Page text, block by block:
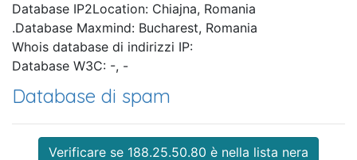
Database IP2Location: Chiajna, Romania
.Database Maxmind: Bucharest, Romania
Whois database di indirizzi IP:
Database W3C: -, -
Database di spam
Verificare se 188.25.50.80 è nella lista nera